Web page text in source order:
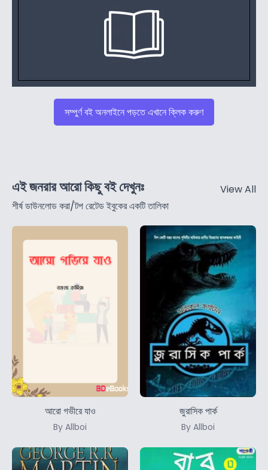
সম্পুর্ণ বই অনলাইনে পড়তে এখানে ক্লিক করুণ
এই জনরার আরো কিছু বই দেখুনঃ
শীর্ষ ডাউনলোড করা/টপ রেটেড ইবুকের একটি তালিকা
View All
আরো গভীরে যাও
By Allboi
জুরাসিক পার্ক
By Allboi